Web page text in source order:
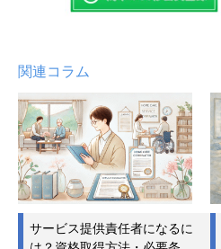
関連コラム
サービス提供責任者になるに